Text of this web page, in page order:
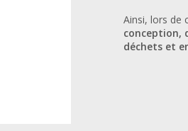
Ainsi, lors de
conception,
déchets et